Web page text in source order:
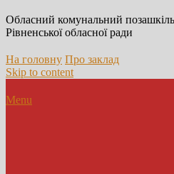
Обласний комунальний
Рівненської обласної ради
На головну Про заклад
Skip to content
Menu